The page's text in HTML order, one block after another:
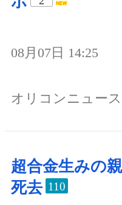
08月07日 14:25
オリコンニュース
超合金生みの
死去 110